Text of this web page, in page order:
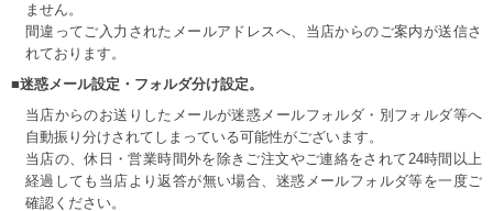
ません。
間違ってご入力されたメールアドレスへ、当店からのご案内が送信さ
れております。
■迷惑メール設定・フォルダ分け設定。
当店からのお送りしたメールが迷惑メールフォルダ・別フォルダ等へ
自動振り分けされてしまっている可能性がございます。
当店の、休日・営業時間外を除きご注文やご連絡をされて24時間以上
経過しても当店より返答が無い場合、迷惑メールフォルダ等を一度ご
確認ください。